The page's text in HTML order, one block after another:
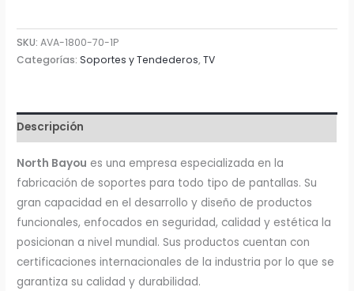
SKU:AVA-1800-70-1P
Categorías:Soportes y Tendederos,TV
Descripción
North Bayou es una empresa especializada en la
fabricación de soportes para todo tipo de pantallas. Su
gran capacidad en el desarrollo y diseño de productos
funcionales, enfocados en seguridad, calidad y estética la
posicionan a nivel mundial. Sus productos cuentan con
certificaciones internacionales de la industria por lo que se
garantiza su calidad y durabilidad.